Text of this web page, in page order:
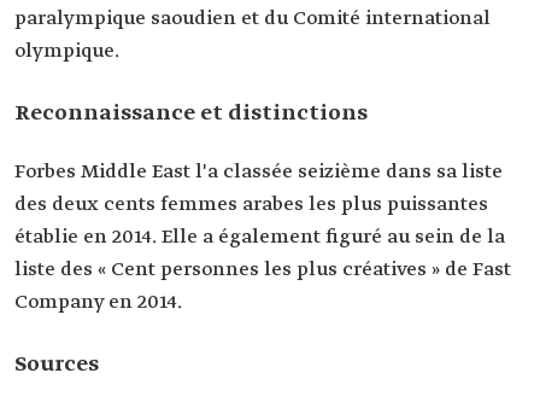
paralympique saoudien et du Comité international
olympique.
Reconnaissance et distinctions
Forbes Middle East l'a classée seizième dans sa liste
des deux cents femmes arabes les plus puissantes
établie en 2014. Elle a également figuré au sein de la
liste des « Cent personnes les plus créatives » de Fast
Company en 2014.
Sources